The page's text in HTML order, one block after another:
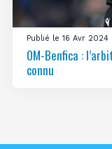
Publié le 16 Avr 2024
OM-Benfica :
connu